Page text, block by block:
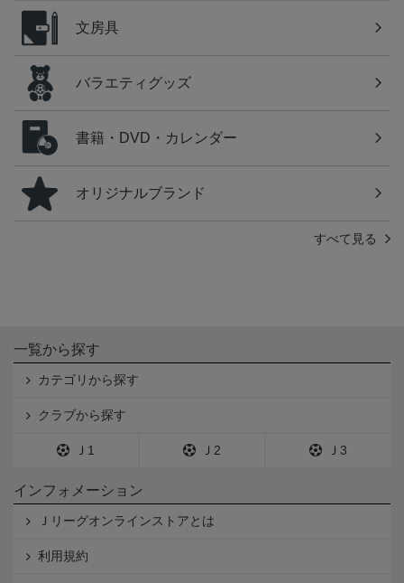
文房具
バラエティグッズ
書籍・DVD・カレンダー
オリジナルブランド
すべて見る
一覧から探す
カテゴリから探す
クラブから探す
Ｊ1 Ｊ2 Ｊ3
インフォメーション
Ｊリーグオンラインストアとは
利用規約